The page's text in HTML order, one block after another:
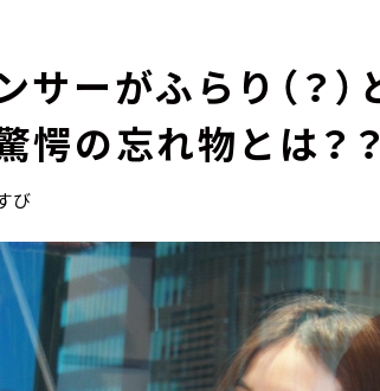
ーがふらり（？）
愕の忘れ物とは？？
び